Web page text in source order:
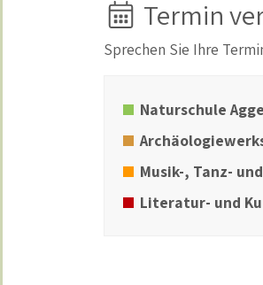
Termin
Sprechen Sie Ihre
Naturschule
Musik-, Tanz-
Literatur- und